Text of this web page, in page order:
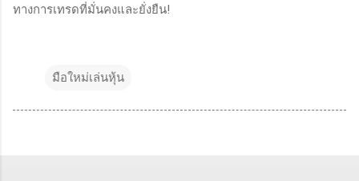
ทางการเทรดที่มั่นคงและยั่งยืน!
มือใหม่เล่นหุ้น